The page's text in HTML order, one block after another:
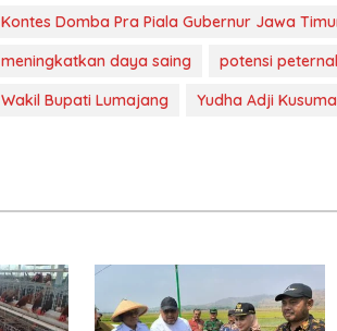
Kontes Domba Pra Piala Gubernur Jawa
meningkatkan daya saing
potensi
Wakil Bupati Lumajang
Yudha Adji Kusuma